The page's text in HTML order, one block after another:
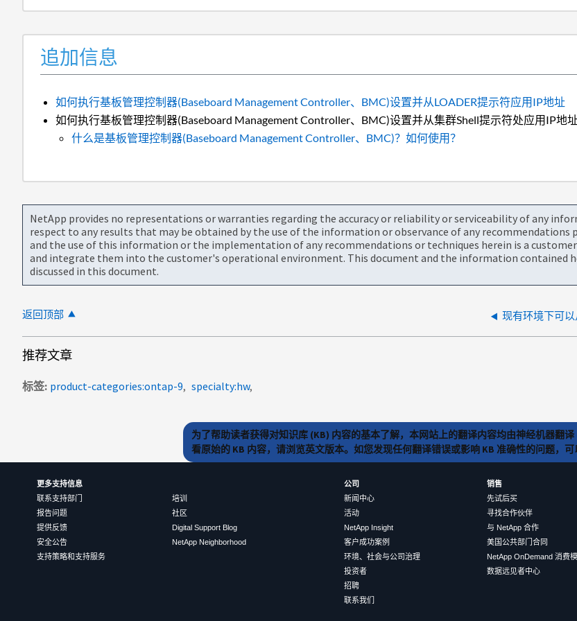
追加信息
如何执行基板管理控制器(Baseboard Management Controller、BMC)设置并从LOADER提示符应用IP地址
如何执行基板管理控制器(Baseboard Management Controller、BMC)设置并从集群Shell提示符处应用IP地
什么是基板管理控制器(Baseboard Management Controller、BMC)？如何使用？
NetApp provides no representations or warranties regarding the accuracy or reliability or serviceability of any
respect to any results that may be obtained by the use of the information or observance of any
and the use of this information or the implementation of any recommendations or techniques herein is a
and integrate them into the customer's operational environment. This document and the information contained
discussed in this document.
返回顶部
推荐文章
标签 product-categories:ontap-9 specialty:hw
为了帮助读者获得对知识库 (KB) 内容的基本了解，本网站上的翻译内容均由神经机器翻
看原始的 KB 内容，请浏览英文版本。如您发现任何翻译错误或影响 KB 准确性的问题，
更多支持信息
联系支持部门
报告问题
提供反馈
安全公告
支持策略和支持服务
培训
社区
Digital Support Blog
NetApp Neighborhood
公司
新闻中心
活动
NetApp Insight
客户成功案例
环境、社会与公司治理
投资者
招聘
联系我们
销售
先试后买
寻找合作伙伴
与 NetApp 合作
美国公共部门合同
NetApp OnDemand 消费
数据远见者中心